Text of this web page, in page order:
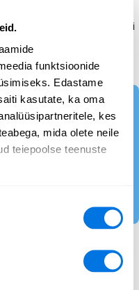
funktsioonide
Edastame
kasutate, ka oma
kes
mida olete neile
teiepoolse teenuste
Organisatsioonide
täitekorraldusi
määrata
rohkem
standards-
automation-